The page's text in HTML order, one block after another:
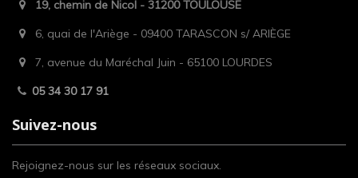
19, chemin de Nicol - 31200 TOULOUSE
6, quai de l'Ariège - 09400 TARASCON s/ ARIÈGE
7, avenue du Maréchal Juin - 65100 LOURDES
05 34 30 17 91
Suivez-nous
Rejoignez-nous sur les réseaux sociaux.